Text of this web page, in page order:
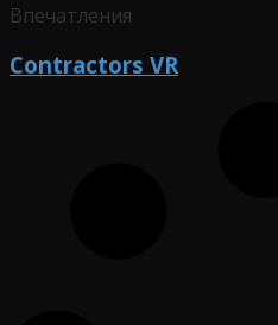
Впечатления
Contractors VR